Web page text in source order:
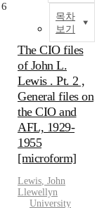
목차
보기
6
The CIO files
of John L.
Lewis . Pt. 2 ,
General files on
the CIO and
AFL, 1929-
1955
[microform]
Lewis, John
Llewellyn
University